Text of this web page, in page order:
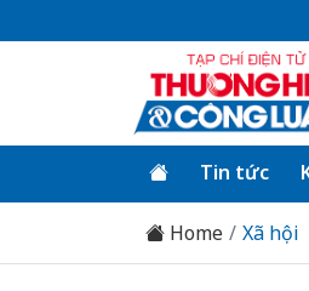
Tin tức
Home Xã hội